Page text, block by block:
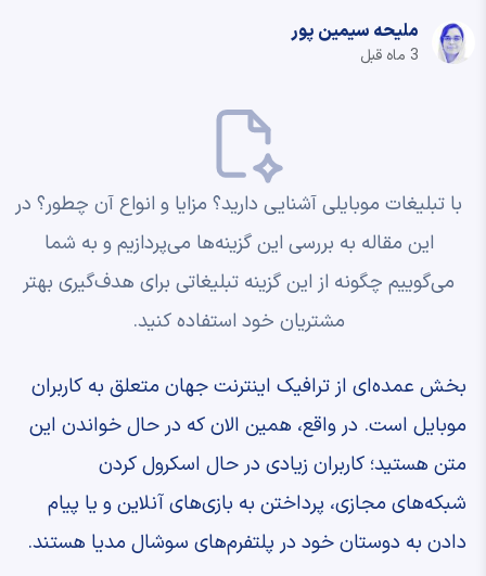
ملیحه سیمین پور
3 ماه قبل
با تبلیغات موبایلی آشنایی دارید؟ مزایا و انواع آن چطور؟ در
این مقاله به بررسی این گزینه‌ها می‌پردازیم و به شما
می‌گوییم چگونه از این گزینه تبلیغاتی برای هدف‌گیری بهتر
مشتریان خود استفاده کنید.
بخش عمده‌ای از ترافیک اینترنت جهان متعلق به کاربران
موبایل است. در واقع، همین الان که در حال خواندن این
متن هستید؛ کاربران زیادی در حال اسکرول کردن
شبکه‌های مجازی، پرداختن به بازی‌های آنلاین و یا پیام
دادن به دوستان خود در پلتفرم‌های سوشال مدیا هستند.